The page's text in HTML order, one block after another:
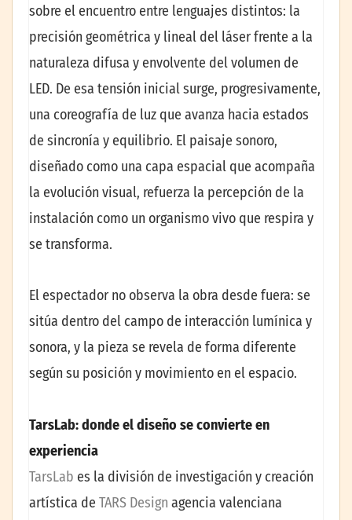
sobre el encuentro entre lenguajes distintos: la
precisión geométrica y lineal del láser frente a la
naturaleza difusa y envolvente del volumen de
LED. De esa tensión inicial surge, progresivamente,
una coreografía de luz que avanza hacia estados
de sincronía y equilibrio. El paisaje sonoro,
diseñado como una capa espacial que acompaña
la evolución visual, refuerza la percepción de la
instalación como un organismo vivo que respira y
se transforma.
El espectador no observa la obra desde fuera: se
sitúa dentro del campo de interacción lumínica y
sonora, y la pieza se revela de forma diferente
según su posición y movimiento en el espacio.
TarsLab: donde el diseño se convierte en
experiencia
TarsLab es la división de investigación y creación
artística de TARS Design agencia valenciana